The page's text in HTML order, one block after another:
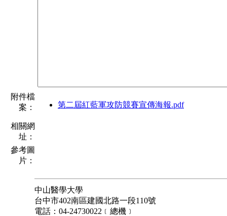
附件檔
案：
第二屆紅藍軍攻防競賽宣傳海報.pdf
相關網
址：
參考圖
片：
中山醫學大學
台中市402南區建國北路一段110號
電話：04-24730022﹝總機﹞